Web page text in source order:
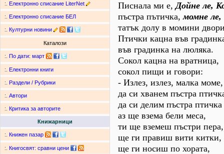
:. Електронно списание LiterNet
:. Електронно списание БЕЛ
:. Културни новини
Каталози
:. По дати: март
:. Електронни книги
:. Раздели / Рубрики
:. Автори
:. Критика за авторите
Книжарници
:. Книжен пазар
:. Книгосвят: сравни цени
Писнала ми е,Дойне ле,
пъстра пътичка,момне ле,
татък долу в момини
Птички кацна във
във градинка на люляка.
Сокол кацна на вратница,
сокол пищи и говори:
- Излез, излез, малка моме,
да си хванем пъстра
да си делим пъстра
аз ще взема бели меса,
ти ще вземеш пъстри пера,
ще ги правиш вити китки,
ще ги носиш по хората,